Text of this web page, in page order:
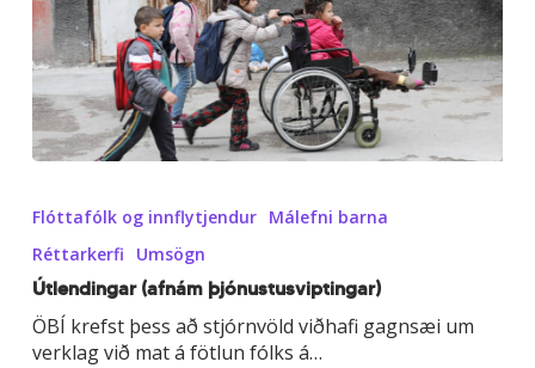
þjónustusviptingar)
Flóttafólk og innflytjendur Málefni barna
Réttarkerfi
Umsögn
Útlendingar (afnám þjónustusviptingar)
ÖBÍ krefst þess að stjórnvöld viðhafi gagnsæi um
verklag við mat á fötlun fólks á…